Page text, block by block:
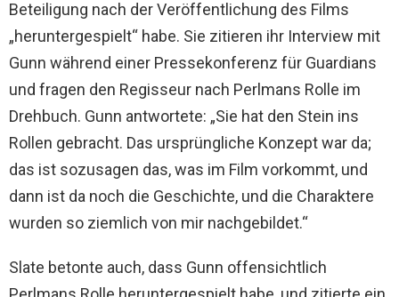
Beteiligung nach der Veröffentlichung des Films
„heruntergespielt“ habe. Sie zitieren ihr Interview mit
Gunn während einer Pressekonferenz für Guardians
und fragen den Regisseur nach Perlmans Rolle im
Drehbuch. Gunn antwortete: „Sie hat den Stein ins
Rollen gebracht. Das ursprüngliche Konzept war da;
das ist sozusagen das, was im Film vorkommt, und
dann ist da noch die Geschichte, und die Charaktere
wurden so ziemlich von mir nachgebildet.“
Slate betonte auch, dass Gunn offensichtlich